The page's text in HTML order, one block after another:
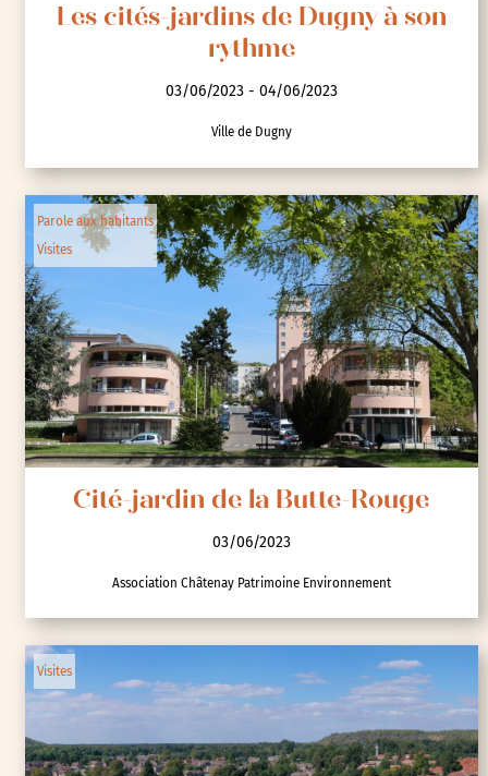
Les cités-jardins de Dugny à son
rythme
03/06/2023 - 04/06/2023
Ville de Dugny
Parole aux habitants
Visites
Cité-jardin de la Butte-Rouge
03/06/2023
Association Châtenay Patrimoine Environnement
Visites